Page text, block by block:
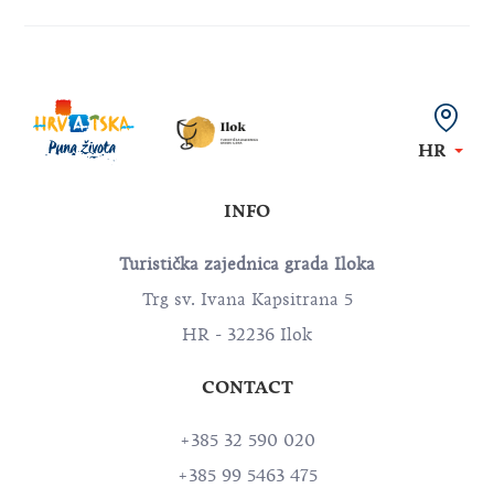
HR
INFO
Turistička zajednica grada Iloka
Trg sv. Ivana Kapsitrana 5
HR - 32236 Ilok
CONTACT
+385 32 590 020
+385 99 5463 475